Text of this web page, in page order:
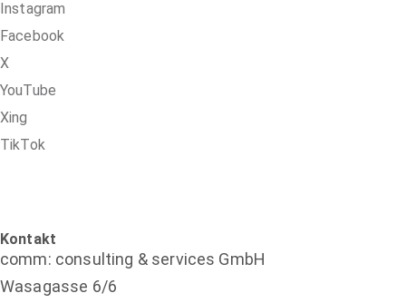
Instagram
Facebook
X
YouTube
Xing
TikTok
Kontakt
comm: consulting & services GmbH
Wasagasse 6/6